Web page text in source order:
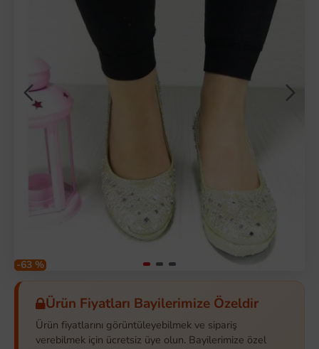
-63 %
Ürün Fiyatları Bayilerimize Özeldir
Ürün fiyatlarını görüntüleyebilmek ve sipariş
verebilmek için ücretsiz üye olun. Bayilerimize özel